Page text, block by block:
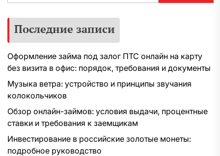
Последние записи
Оформление займа под залог ПТС онлайн на карту
без визита в офис: порядок, требования и документы
Музыка ветра: устройство и принципы звучания
колокольчиков
Обзор онлайн-займов: условия выдачи, процентные
ставки и требования к заемщикам
Инвестирование в российские золотые монеты:
подробное руководство